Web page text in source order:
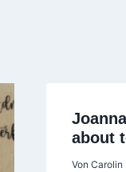
about
Von Carolin